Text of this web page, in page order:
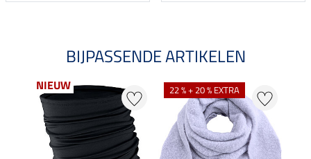
BIJPASSENDE ARTIKELEN
NIEUW 22 % + 20 % EXTRA